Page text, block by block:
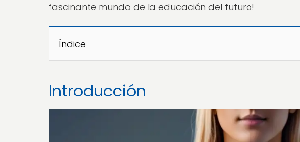
fascinante mundo de la educación del futuro!
Índice
Introducción